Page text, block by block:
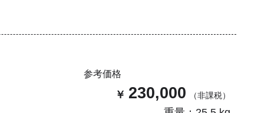
参考価格
230,000